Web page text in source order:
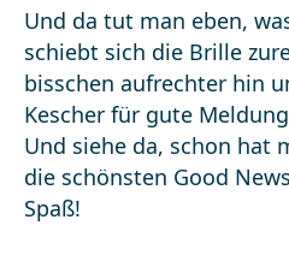
Und da tut man eben,
schiebt sich die Brille
bisschen aufrechter hin
Kescher für gute
Und siehe da, schon hat
die schönsten Good
Spaß!